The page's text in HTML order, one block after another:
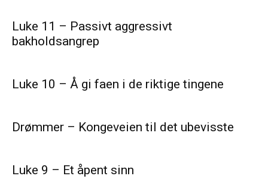
Luke 11 – Passivt aggressivt
bakholdsangrep
Luke 10 – Å gi faen i de riktige tingene
Drømmer – Kongeveien til det ubevisste
Luke 9 – Et åpent sinn